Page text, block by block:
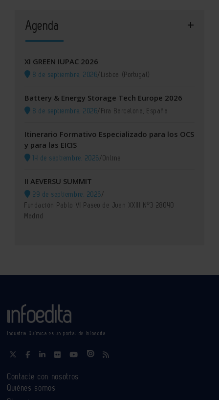
Agenda
XI GREEN IUPAC 2026
8 de septiembre, 2026/Lisboa (Portugal)
Battery & Energy Storage Tech Europe 2026
8 de septiembre, 2026/Fira Barcelona, España
Itinerario Formativo Especializado para los OCS
y para las EICIS
14 de septiembre, 2026/Online
II AEVERSU SUMMIT
29 de septiembre, 2026/
Fundación Pablo VI Paseo de Juan XXIII Nº3 28040
Madrid
Industria Química es un portal de Infoedita
Contacte con nosotros
Quiénes somos